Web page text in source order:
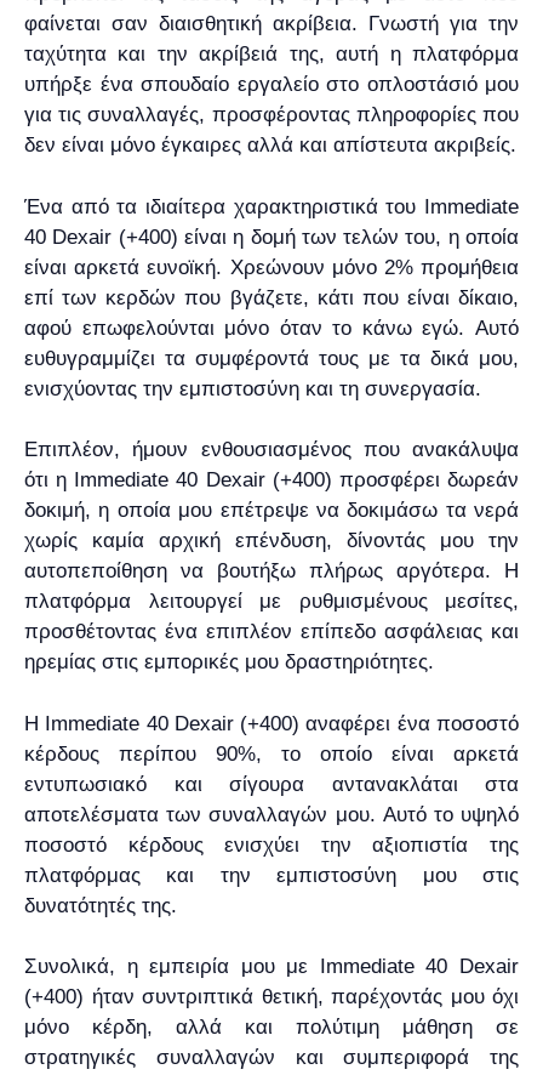
φαίνεται σαν διαισθητική ακρίβεια. Γνωστή για την
ταχύτητα και την ακρίβειά της, αυτή η πλατφόρμα
υπήρξε ένα σπουδαίο εργαλείο στο οπλοστάσιό μου
για τις συναλλαγές, προσφέροντας πληροφορίες που
δεν είναι μόνο έγκαιρες αλλά και απίστευτα ακριβείς.
Ένα από τα ιδιαίτερα χαρακτηριστικά του Immediate
40 Dexair (+400) είναι η δομή των τελών του, η οποία
είναι αρκετά ευνοϊκή. Χρεώνουν μόνο 2% προμήθεια
επί των κερδών που βγάζετε, κάτι που είναι δίκαιο,
αφού επωφελούνται μόνο όταν το κάνω εγώ. Αυτό
ευθυγραμμίζει τα συμφέροντά τους με τα δικά μου,
ενισχύοντας την εμπιστοσύνη και τη συνεργασία.
Επιπλέον, ήμουν ενθουσιασμένος που ανακάλυψα
ότι η Immediate 40 Dexair (+400) προσφέρει δωρεάν
δοκιμή, η οποία μου επέτρεψε να δοκιμάσω τα νερά
χωρίς καμία αρχική επένδυση, δίνοντάς μου την
αυτοπεποίθηση να βουτήξω πλήρως αργότερα. Η
πλατφόρμα λειτουργεί με ρυθμισμένους μεσίτες,
προσθέτοντας ένα επιπλέον επίπεδο ασφάλειας και
ηρεμίας στις εμπορικές μου δραστηριότητες.
Η Immediate 40 Dexair (+400) αναφέρει ένα ποσοστό
κέρδους περίπου 90%, το οποίο είναι αρκετά
εντυπωσιακό και σίγουρα αντανακλάται στα
αποτελέσματα των συναλλαγών μου. Αυτό το υψηλό
ποσοστό κέρδους ενισχύει την αξιοπιστία της
πλατφόρμας και την εμπιστοσύνη μου στις
δυνατότητές της.
Συνολικά, η εμπειρία μου με Immediate 40 Dexair
(+400) ήταν συντριπτικά θετική, παρέχοντάς μου όχι
μόνο κέρδη, αλλά και πολύτιμη μάθηση σε
στρατηγικές συναλλαγών και συμπεριφορά της